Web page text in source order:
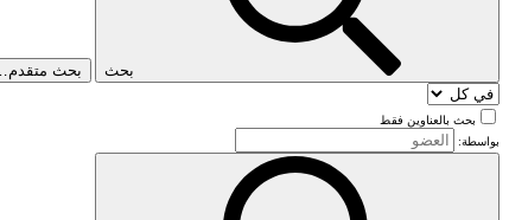
بحث بحث متقدم…
بحث بالعناوين فقط
بواسطة: